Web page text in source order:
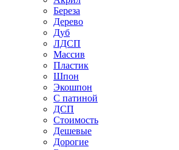
Береза
Дерево
Дуб
ЛДСП
Массив
Пластик
Шпон
Экошпон
С патиной
ДСП
Стоимость
Дешевые
Дорогие